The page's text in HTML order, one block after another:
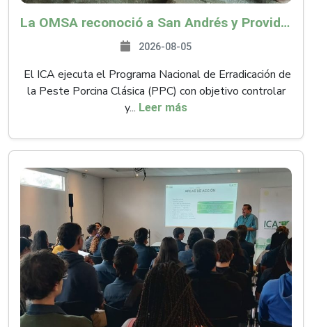
La OMSA reconoció a San Andrés y Providencia como zona libre de Peste Porcina Clásica (PPC)
2026-08-05
El ICA ejecuta el Programa Nacional de Erradicación de
la Peste Porcina Clásica (PPC) con objetivo controlar
y... Leer más